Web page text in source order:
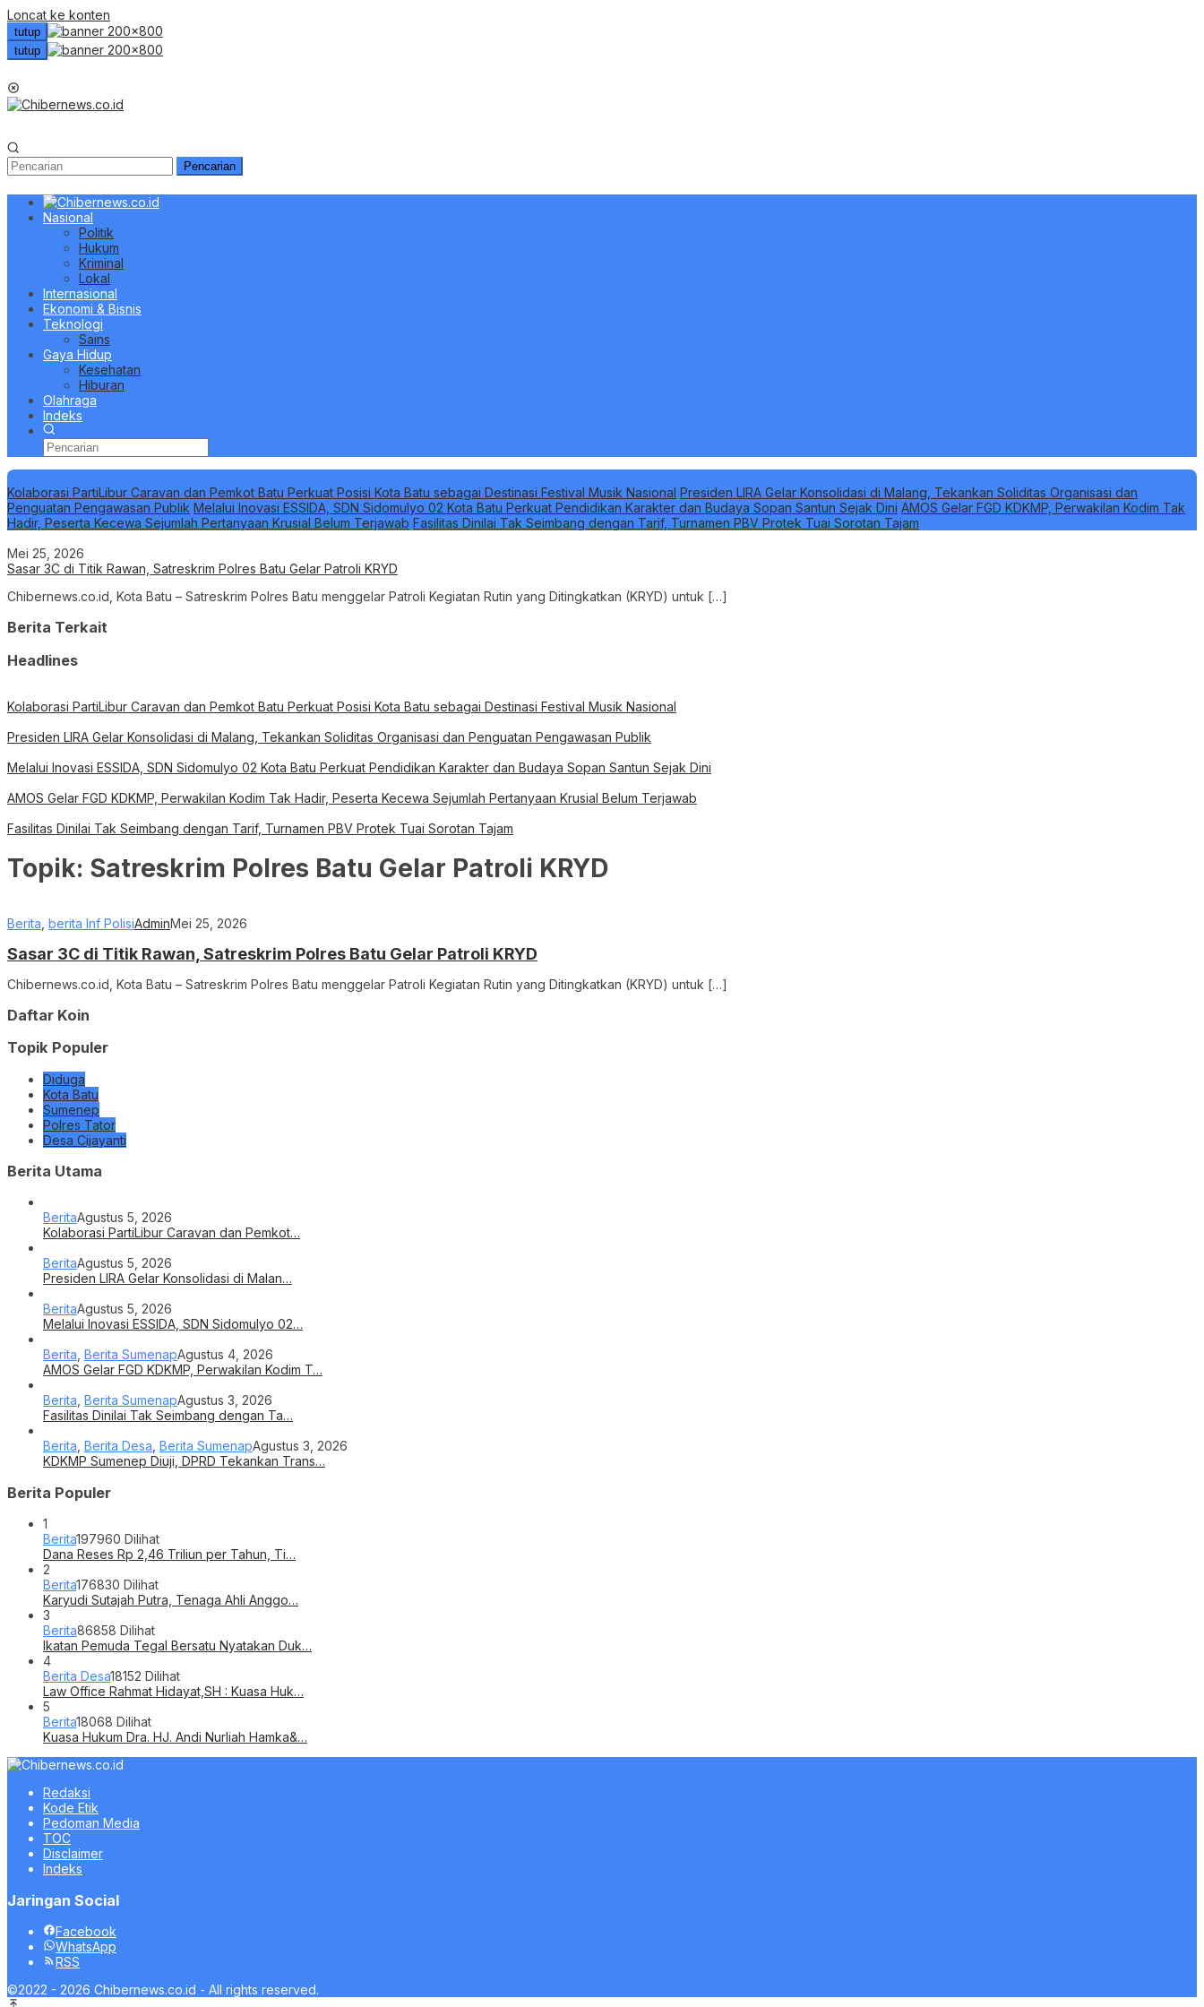
Loncat ke konten
tutup
tutup
Pencarian
Nasional
Politik
Hukum
Kriminal
Lokal
Internasional
Ekonomi & Bisnis
Teknologi
Sains
Gaya Hidup
Kesehatan
Hiburan
Olahraga
Indeks
Berita Terbaru
Kolaborasi PartiLibur Caravan dan Pemkot Batu Perkuat Posisi Kota Batu sebagai Destinasi Festival Musik Nasional Presiden LIRA Gelar Konsolidasi di Malang, Tekankan Soliditas Organisasi dan
Penguatan Pengawasan Publik Melalui Inovasi ESSIDA, SDN Sidomulyo 02 Kota Batu Perkuat Pendidikan Karakter dan Budaya Sopan Santun Sejak Dini AMOS Gelar FGD KDKMP, Perwakilan Kodim Tak
Hadir, Peserta Kecewa Sejumlah Pertanyaan Krusial Belum Terjawab Fasilitas Dinilai Tak Seimbang dengan Tarif, Turnamen PBV Protek Tuai Sorotan Tajam
Mei 25, 2026
Sasar 3C di Titik Rawan, Satreskrim Polres Batu Gelar Patroli KRYD
Chibernews.co.id, Kota Batu – Satreskrim Polres Batu menggelar Patroli Kegiatan Rutin yang Ditingkatkan (KRYD) untuk […]
Berita Terkait
Headlines
Kolaborasi PartiLibur Caravan dan Pemkot Batu Perkuat Posisi Kota Batu sebagai Destinasi Festival Musik Nasional
Presiden LIRA Gelar Konsolidasi di Malang, Tekankan Soliditas Organisasi dan Penguatan Pengawasan Publik
Melalui Inovasi ESSIDA, SDN Sidomulyo 02 Kota Batu Perkuat Pendidikan Karakter dan Budaya Sopan Santun Sejak Dini
AMOS Gelar FGD KDKMP, Perwakilan Kodim Tak Hadir, Peserta Kecewa Sejumlah Pertanyaan Krusial Belum Terjawab
Fasilitas Dinilai Tak Seimbang dengan Tarif, Turnamen PBV Protek Tuai Sorotan Tajam
Topik: Satreskrim Polres Batu Gelar Patroli KRYD
Berita berita Inf PolisiAdminMei 25, 2026
Sasar 3C di Titik Rawan, Satreskrim Polres Batu Gelar Patroli KRYD
Chibernews.co.id, Kota Batu – Satreskrim Polres Batu menggelar Patroli Kegiatan Rutin yang Ditingkatkan (KRYD) untuk […]
Daftar Koin
Topik Populer
Diduga
Kota Batu
Sumenep
Polres Tator
Desa Cijayanti
Berita Utama
BeritaAgustus 5, 2026
Kolaborasi PartiLibur Caravan dan Pemkot…
BeritaAgustus 5, 2026
Presiden LIRA Gelar Konsolidasi di Malan…
BeritaAgustus 5, 2026
Melalui Inovasi ESSIDA, SDN Sidomulyo 02…
Berita Berita SumenapAgustus 4, 2026
AMOS Gelar FGD KDKMP, Perwakilan Kodim T…
Berita Berita SumenapAgustus 3, 2026
Fasilitas Dinilai Tak Seimbang dengan Ta…
Berita Berita Desa Berita SumenapAgustus 3, 2026
KDKMP Sumenep Diuji, DPRD Tekankan Trans…
Berita Populer
1
Berita197960 Dilihat
Dana Reses Rp 2,46 Triliun per Tahun, Ti…
2
Berita176830 Dilihat
Karyudi Sutajah Putra, Tenaga Ahli Anggo…
3
Berita86858 Dilihat
Ikatan Pemuda Tegal Bersatu Nyatakan Duk…
4
Berita Desa18152 Dilihat
Law Office Rahmat Hidayat,SH : Kuasa Huk…
5
Berita18068 Dilihat
Kuasa Hukum Dra. HJ. Andi Nurliah Hamka&…
Redaksi
Kode Etik
Pedoman Media
TOC
Disclaimer
Indeks
Jaringan Social
Facebook
WhatsApp
RSS
©2022 - 2026 Chibernews.co.id - All rights reserved.